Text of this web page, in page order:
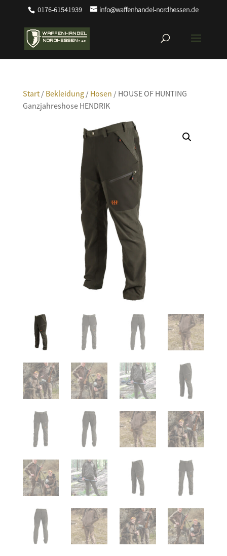
0176-61541939 info@waffenhandel-nordhessen.de
Start/ Bekleidung/ Hosen / HOUSE OF HUNTING
Ganzjahreshose HENDRIK